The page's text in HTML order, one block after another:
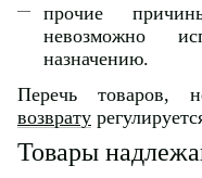
прочие
невозможно
назначению.
Перечь товаров,
возврату
Товары